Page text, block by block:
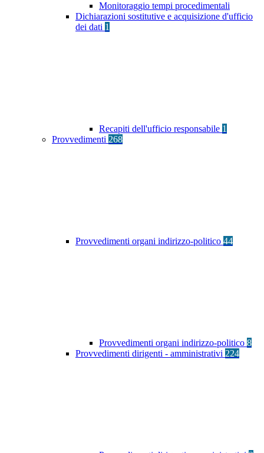
Monitoraggio tempi procedimentali
Dichiarazioni sostitutive e acquisizione d'ufficio
dei dati 1
Recapiti dell'ufficio responsabile 1
Provvedimenti 268
Provvedimenti organi indirizzo-politico 44
Provvedimenti organi indirizzo-politico 8
Provvedimenti dirigenti - amministrativi 224